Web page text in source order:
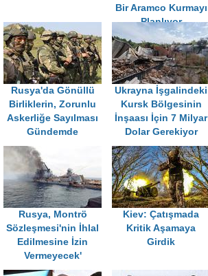
Bir Aramco Kurmayı
Planlıyor
Rusya'da Gönüllü
Birliklerin, Zorunlu
Askerliğe Sayılması
Gündemde
Ukrayna İşgalindeki
Kursk Bölgesinin
İnşaası İçin 7 Milyar
Dolar Gerekiyor
Rusya, Montrö
Sözleşmesi'nin İhlal
Edilmesine İzin
Vermeyecek'
Kiev: Çatışmada
Kritik Aşamaya
Girdik